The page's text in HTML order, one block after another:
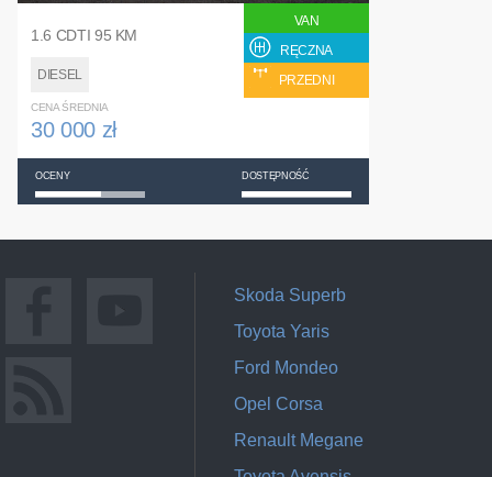
1.6 CDTI 95 KM
DIESEL
VAN
RĘCZNA
PRZEDNI
CENA ŚREDNIA
30 000 zł
OCENY DOSTĘPNOŚĆ
Skoda Superb
Toyota Yaris
Ford Mondeo
Opel Corsa
Renault Megane